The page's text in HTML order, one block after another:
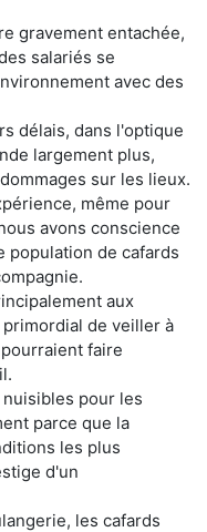
gravement entachée,
salariés se
avec des
délais, dans l'optique
largement plus,
sur les lieux.
même pour
avons conscience
population de cafards
aux
de veiller à
faire
pour les
parce que la
les plus
d'un
les cafards